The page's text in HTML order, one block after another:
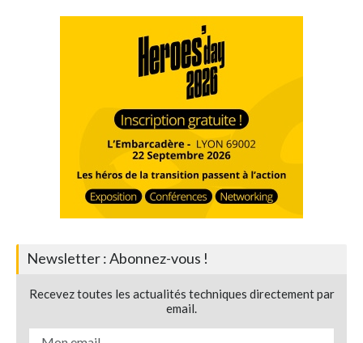
Newsletter : Abonnez-vous !
Recevez toutes les actualités techniques directement par
email.